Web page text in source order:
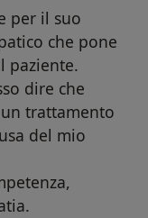
per il suo
che pone
paziente.
dire che
trattamento
del mio